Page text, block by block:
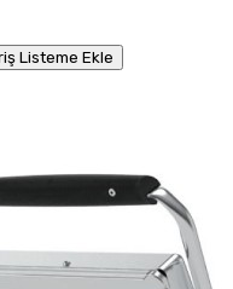
Listeme Ekle